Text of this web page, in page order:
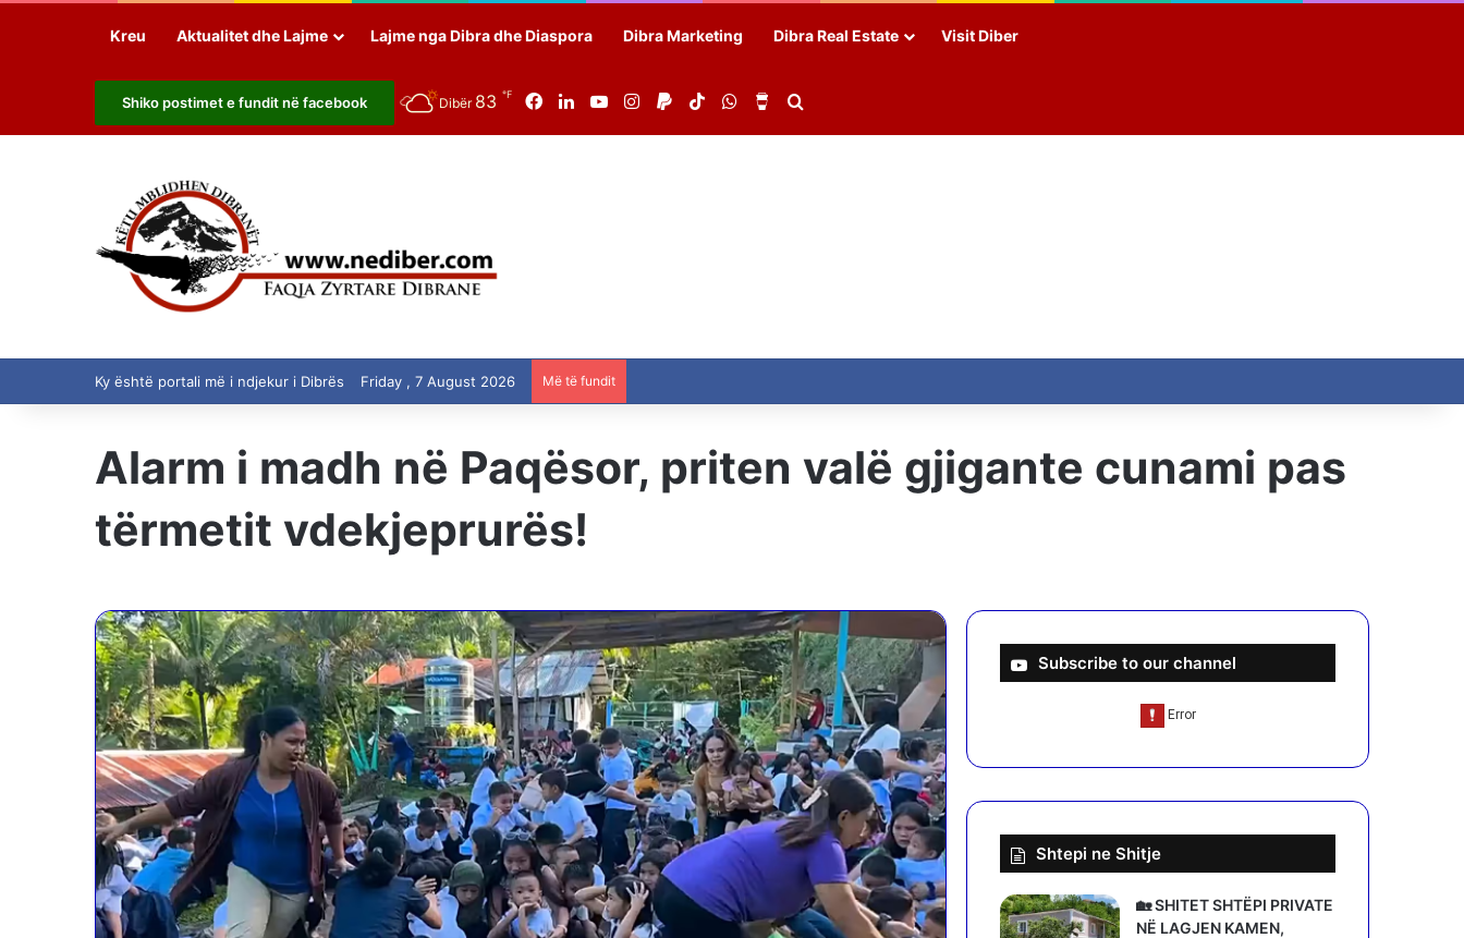
Kreu Aktualitet dhe Lajme Lajme nga Dibra dhe Diaspora Dibra Marketing Dibra Real Estate Visit Diber
Shiko postimet e fundit në facebook Dibër 83 ℉ FacebookLinkedInYouTubeInstagram
PaypalTikTokWhatsAppBuy Me a Coffee
Ky është portali më i ndjekur i Dibrës Friday , 7 August 2026 Më të fundit
Alarm i madh në Paqësor, priten valë gjigante cunami pas
tërmetit vdekjeprurës!
Subscribe to our channel
Shtepi ne Shitje
🏡 SHITET SHTËPI PRIVATE
NË LAGJEN KAMEN,